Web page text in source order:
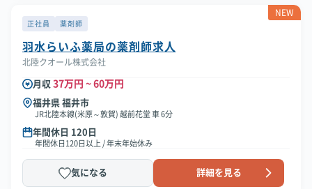
NEW
正社員 薬剤師
羽水らいふ薬局の薬剤師求人
北陸クオール株式会社
月収 37万円 ~ 60万円
福井県 福井市
JR北陸本線(米原～敦賀) 越前花堂 車 6分
年間休日 120日
年間休日120日以上 / 年末年始休み
気になる 詳細を見る